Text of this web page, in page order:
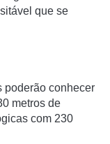
que se
poderão conhecer
metros de
com 230